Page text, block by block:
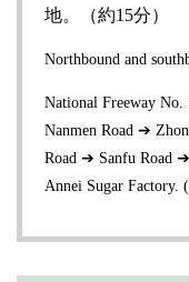
地。（約15分）
Northbound and
National Freeway
Nanmen Road ➔
Road ➔ Sanfu Road
Annei Sugar